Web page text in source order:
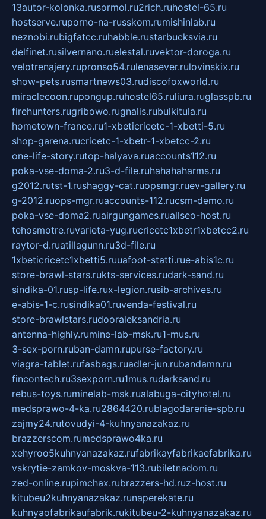
13autor-kolonka.rusormol.ru2rich.ruhostel-65.ru
hostserve.ruporno-na-russkom.rumishinlab.ru
neznobi.rubigfatcc.ruhabble.rustarbucksvia.ru
delfinet.rusilvernano.ruelestal.ruvektor-doroga.ru
velotrenajery.rupronso54.rulenasever.rulovinskix.ru
show-pets.rusmartnews03.rudiscofoxworld.ru
miraclecoon.rupongup.ruhostel65.ruliura.ruglasspb.ru
firehunters.rugribowo.rugnalis.rubulkitula.ru
hometown-france.ru1-xbeticricetc-1-xbetti-5.ru
shop-garena.rucricetc-1-xbetr-1-xbetcc-2.ru
one-life-story.rutop-halyava.ruaccounts112.ru
poka-vse-doma-2.ru3-d-file.ruhahahaharms.ru
g2012.rutst-1.rushaggy-cat.ruopsmgr.ruev-gallery.ru
g-2012.ruops-mgr.ruaccounts-112.rucsm-demo.ru
poka-vse-doma2.ruairgungames.ruallseo-host.ru
tehosmotre.ruvarieta-yug.rucricetc1xbetr1xbetcc2.ru
raytor-d.ruatillagunn.ru3d-file.ru
1xbeticricetc1xbetti5.ruuafoot-statti.rue-abis1c.ru
store-brawl-stars.rukts-services.rudark-sand.ru
sindika-01.rusp-life.rux-legion.rusib-archives.ru
e-abis-1-c.rusindika01.ruvenda-festival.ru
store-brawlstars.rudooraleksandria.ru
antenna-highly.rumine-lab-msk.ru1-mus.ru
3-sex-porn.ruban-damn.rupurse-factory.ru
viagra-tablet.rufasbags.ruadler-jun.rubandamn.ru
fincontech.ru3sexporn.ru1mus.rudarksand.ru
rebus-toys.ruminelab-msk.rualabuga-cityhotel.ru
medsprawo-4-ka.ru2864420.rublagodarenie-spb.ru
zajmy24.rutovudyi-4-kuhnyanazakaz.ru
brazzerscom.rumedsprawo4ka.ru
xehyroo5kuhnyanazakaz.rufabrikayfabrikaefabrika.ru
vskrytie-zamkov-moskva-113.rubiletnadom.ru
zed-online.rupimchax.rubrazzers-hd.ruz-host.ru
kitubeu2kuhnyanazakaz.runaperekate.ru
kuhnyaofabrikaufabrik.rukitubeu-2-kuhnyanazakaz.ru